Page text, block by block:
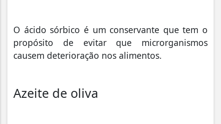
O ácido sórbico é um conservante que tem o
propósito de evitar que microrganismos
causem deterioração nos alimentos.
Azeite de oliva